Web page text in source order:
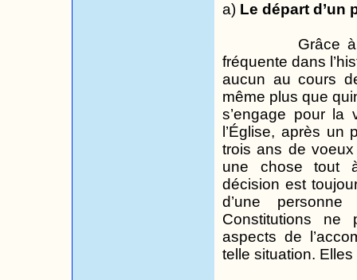
a) Le départ d’un
Grâce
fréquente dans
aucun au cours
même plus que
s’engage pour la
l’Église, après
trois ans devoeux
une chose tout
décision est
d’une
Constitutions ne
aspects de
telle situation.